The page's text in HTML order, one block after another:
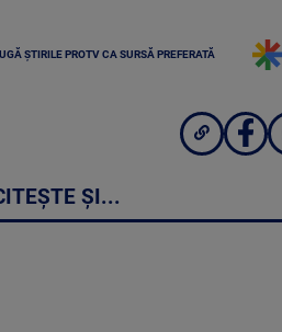
ȘTIRILE PROTV CA SURSĂ PREFERATĂ
ȘI...